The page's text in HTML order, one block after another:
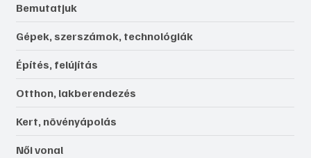
Bemutatjuk
Gépek, szerszámok, technológiák
Építés, felújítás
Otthon, lakberendezés
Kert, növényápolás
Női vonal